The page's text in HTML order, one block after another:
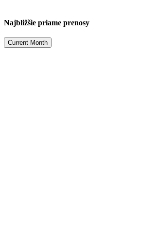
Najbližšie priame prenosy
Current Month